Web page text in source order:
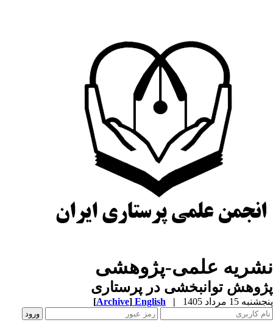
علمی-پژوهشی
توانبخشی در پرستاری
15 مرداد 1405 |
English
[Archive]